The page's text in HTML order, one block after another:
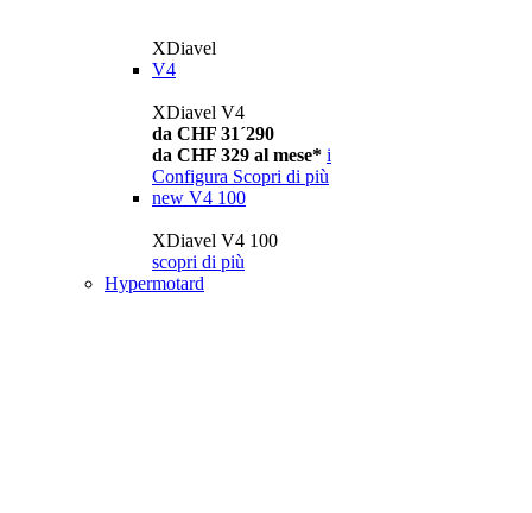
XDiavel
V4
XDiavel V4
da CHF 31´290
da CHF 329 al mese* i
Configura Scopri di più
new V4 100
XDiavel V4 100
scopri di più
Hypermotard